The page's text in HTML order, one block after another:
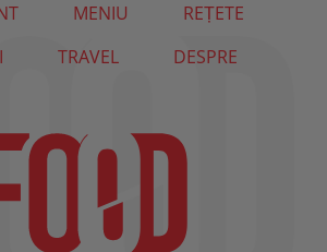
MENIU
REȚETE
TRAVEL DESPRE